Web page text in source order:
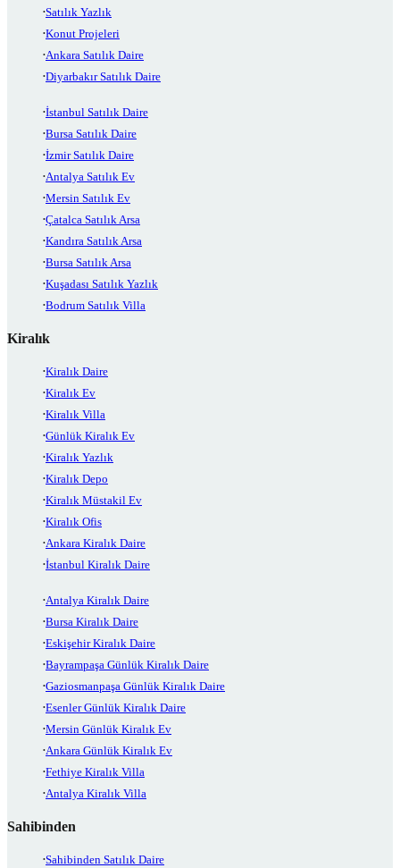
Satılık Yazlık
Konut Projeleri
Ankara Satılık Daire
Diyarbakır Satılık Daire
İstanbul Satılık Daire
Bursa Satılık Daire
İzmir Satılık Daire
Antalya Satılık Ev
Mersin Satılık Ev
Çatalca Satılık Arsa
Kandıra Satılık Arsa
Bursa Satılık Arsa
Kuşadası Satılık Yazlık
Bodrum Satılık Villa
Kiralık
Kiralık Daire
Kiralık Ev
Kiralık Villa
Günlük Kiralık Ev
Kiralık Yazlık
Kiralık Depo
Kiralık Müstakil Ev
Kiralık Ofis
Ankara Kiralık Daire
İstanbul Kiralık Daire
Antalya Kiralık Daire
Bursa Kiralık Daire
Eskişehir Kiralık Daire
Bayrampaşa Günlük Kiralık Daire
Gaziosmanpaşa Günlük Kiralık Daire
Esenler Günlük Kiralık Daire
Mersin Günlük Kiralık Ev
Ankara Günlük Kiralık Ev
Fethiye Kiralık Villa
Antalya Kiralık Villa
Sahibinden
Sahibinden Satılık Daire